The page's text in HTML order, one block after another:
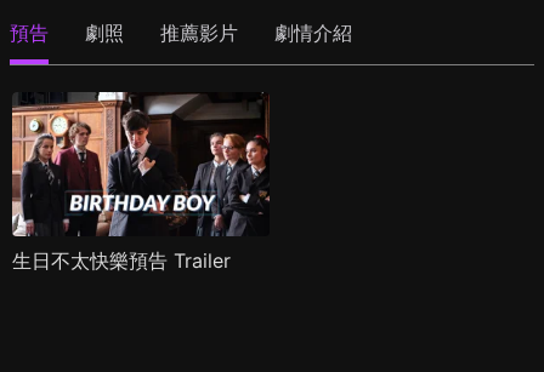
預告 劇照 推薦影片 劇情介紹
生日不太快樂預告 Trailer